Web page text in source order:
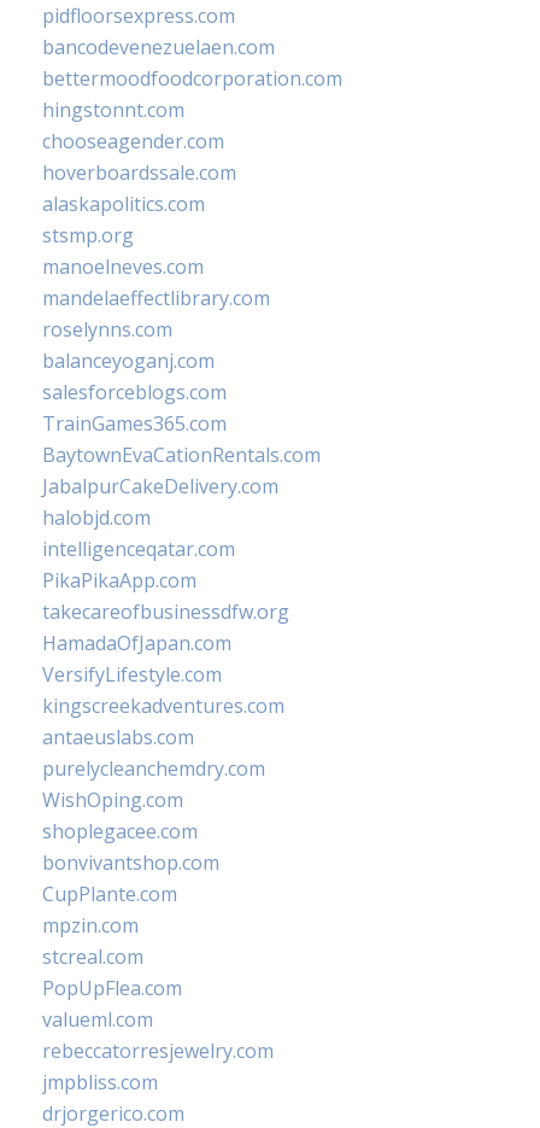
pidfloorsexpress.com
bancodevenezuelaen.com
bettermoodfoodcorporation.com
hingstonnt.com
chooseagender.com
hoverboardssale.com
alaskapolitics.com
stsmp.org
manoelneves.com
mandelaeffectlibrary.com
roselynns.com
balanceyoganj.com
salesforceblogs.com
TrainGames365.com
BaytownEvaCationRentals.com
JabalpurCakeDelivery.com
halobjd.com
intelligenceqatar.com
PikaPikaApp.com
takecareofbusinessdfw.org
HamadaOfJapan.com
VersifyLifestyle.com
kingscreekadventures.com
antaeuslabs.com
purelycleanchemdry.com
WishOping.com
shoplegacee.com
bonvivantshop.com
CupPlante.com
mpzin.com
stcreal.com
PopUpFlea.com
valueml.com
rebeccatorresjewelry.com
jmpbliss.com
drjorgerico.com